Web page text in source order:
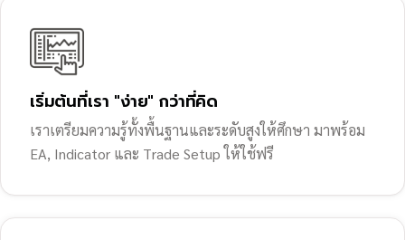
เริ่มต้นที่เรา "ง่าย" กว่าที่คิด
เราเตรียมความรู้ทั้งพื้นฐานและระดับสูงให้ศึกษา มาพร้อม
EA, Indicator และ Trade Setup ให้ใช้ฟรี